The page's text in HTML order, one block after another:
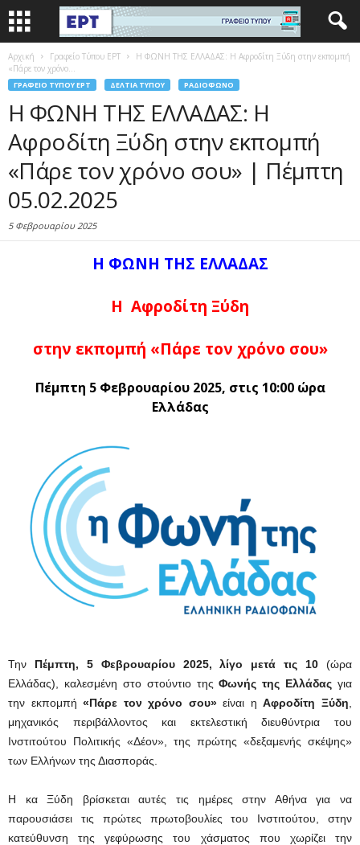
Αρχική Γραφείο Τύπου ΕΡΤ
Η ΦΩΝΗ ΤΗΣ ΕΛΛΑΔΑΣ: Η Αφροδίτη Ξύδη στην εκπομπή
«Πάρε τον χρόνο...
ΓΡΑΦΕΊΟ ΤΎΠΟΥ ΕΡΤ ΔΕΛΤΊΑ ΤΎΠΟΥ ΡΑΔΙΌΦΩΝΟ
Η ΦΩΝΗ ΤΗΣ ΕΛΛΑΔΑΣ: Η
Αφροδίτη Ξύδη στην εκπομπή
«Πάρε τον χρόνο σου» | Πέμπτη
05.02.2025
5 Φεβρουαρίου 2025
Η ΦΩΝΗ ΤΗΣ ΕΛΛΑΔΑΣ
Η Αφροδίτη Ξύδη
στην εκπομπή «Πάρε τον χρόνο σου»
Πέμπτη 5 Φεβρουαρίου 2025, στις 10:00 ώρα
Ελλάδας
Την Πέμπτη, 5 Φεβρουαρίου 2025, λίγο μετά τις 10(ώρα
Ελλάδας), καλεσμένη στο στούντιο τηςΦωνής της Ελλάδας για
την εκπομπή«Πάρε τον χρόνο σου»είναι ηΑφροδίτη Ξύδη
μηχανικός περιβάλλοντος και εκτελεστική διευθύντρια του
Ινστιτούτου Πολιτικής «Δέον», της πρώτης «δεξαμενής σκέψης»
των Ελλήνων της Διασποράς.
Η κα Ξύδη βρίσκεται αυτές τις ημέρες στην Αθήνα για να
παρουσιάσει τις πρώτες πρωτοβουλίες του Ινστιτούτου, στην
κατεύθυνση της γεφύρωσης του χάσματος που χωρίζει την